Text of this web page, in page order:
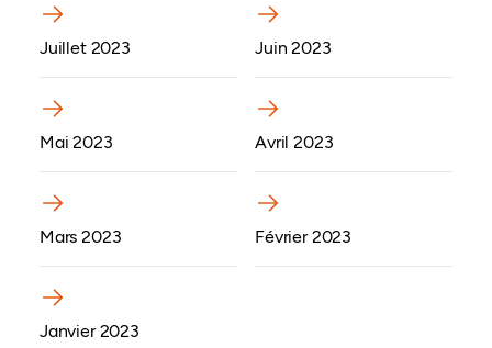
Juillet 2023
(ouvre dans un nouvel onglet)
Juin 2023
(ouvre dans un nouvel onglet)
Mai 2023
(ouvre dans un nouvel onglet)
Avril 2023
(ouvre dans un nouvel onglet)
Mars 2023
(ouvre dans un nouvel onglet)
Février 2023
(ouvre dans un nouvel onglet)
Janvier 2023
(ouvre dans un nouvel onglet)